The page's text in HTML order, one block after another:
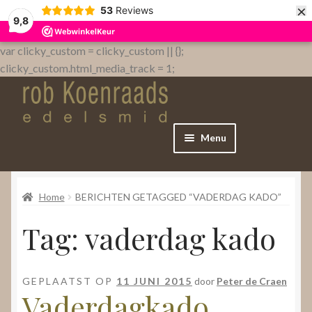
9,8
53 Reviews ×
var clicky_custom = clicky_custom || {};
clicky_custom.html_media_track = 1;
Menu
Home
Over
Contact
Home BERICHTEN GETAGGED “VADERDAG KADO”
Tag: vaderdag kado
GEPLAATST OP 11 JUNI 2015 door Peter de Craen